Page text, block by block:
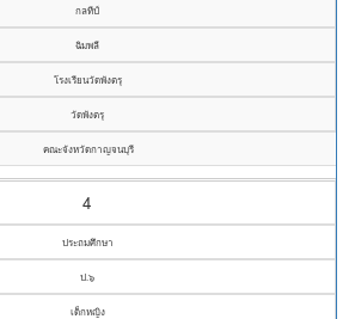
กลทีป์
ฉิมพลี
โรงเรียนวัดพังตรุ
วัดพังตรุ
คณะจังหวัดกาญจนบุรี
4
ประถมศึกษา
ป.๖
เด็กหญิง